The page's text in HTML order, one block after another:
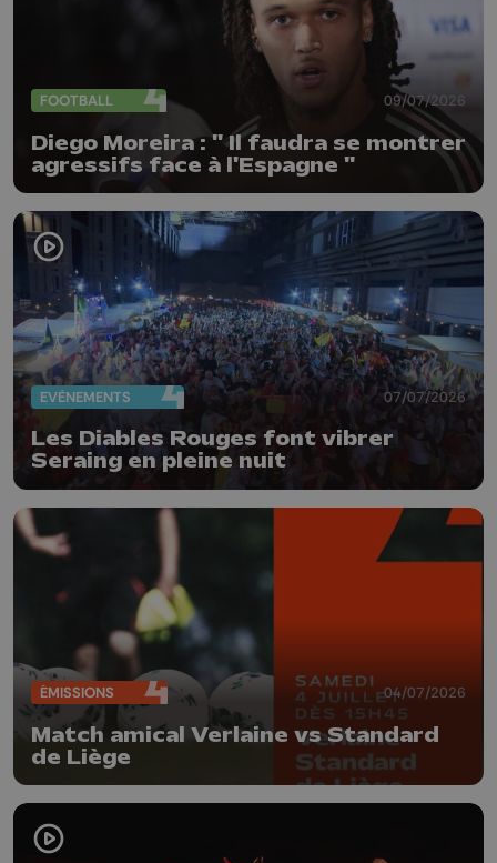
FOOTBALL 09/07/2026
Diego Moreira : " Il faudra se montrer
agressifs face à l'Espagne "
EVÈNEMENTS 07/07/2026
Les Diables Rouges font vibrer
Seraing en pleine nuit
ÉMISSIONS 04/07/2026
Match amical Verlaine vs Standard
de Liège